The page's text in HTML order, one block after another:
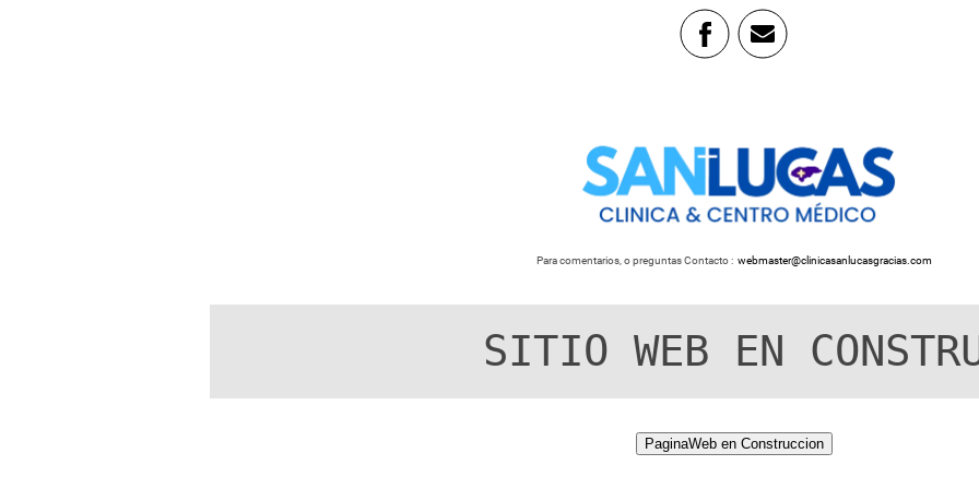
Para comentarios, o preguntas Contacto : webmaster@clinicasanlucasgracias.com
SITIO WEB EN
PaginaWeb en Construccion